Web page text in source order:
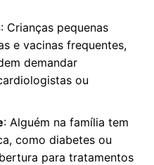
: Crianças pequenas
e vacinas frequentes,
demandar
ou
: Alguém na família tem
como diabetes ou
para tratamentos